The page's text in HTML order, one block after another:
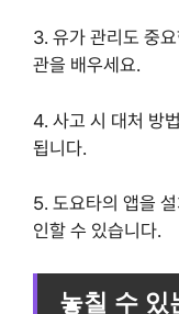
3. 유가 관리도 중
관을 배우세요.
4. 사고 시 대처 방
됩니다.
5. 도요타의 앱을
인할 수 있습니다.
놓칠 수 있